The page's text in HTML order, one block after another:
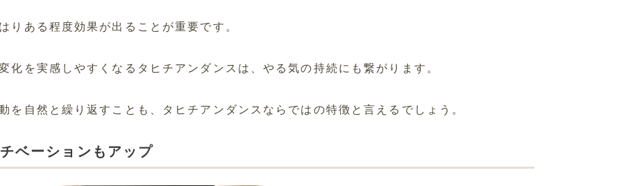
りある程度効果が出ることが重要です。
化を実感しやすくなるタヒチアンダンスは、やる気の持続にも繋がります。
を自然と繰り返すことも、タヒチアンダンスならではの特徴と言えるでしょう。
ベーションもアップ